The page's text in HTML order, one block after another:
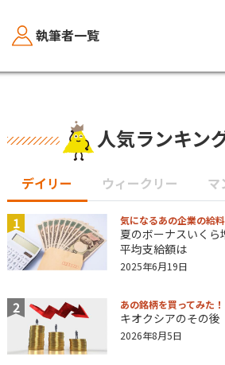
執筆者一覧
人気ランキン
デイリー ウィークリー マ
1 気になるあの企業の給
夏のボーナスいく
平均支給額は
2025年6月19日
2 あの銘柄を買ってみた！
キオクシアのその
2026年8月5日